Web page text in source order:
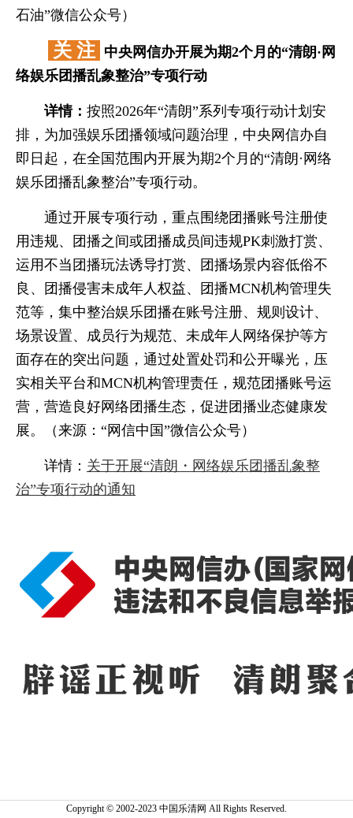
石油”微信公众号）
关 注 中央网信办开展为期2个月的“清朗·网
络娱乐团播乱象整治”专项行动
详情： 按照2026年“清朗”系列专项行动计划安
排，为加强娱乐团播领域问题治理，中央网信办自
即日起，在全国范围内开展为期2个月的“清朗·网络
娱乐团播乱象整治”专项行动。
通过开展专项行动，重点围绕团播账号注册使
用违规、团播之间或团播成员间违规PK刺激打赏、
运用不当团播玩法诱导打赏、团播场景内容低俗不
良、团播侵害未成年人权益、团播MCN机构管理失
范等，集中整治娱乐团播在账号注册、规则设计、
场景设置、成员行为规范、未成年人网络保护等方
面存在的突出问题，通过处置处罚和公开曝光，压
实相关平台和MCN机构管理责任，规范团播账号运
营，营造良好网络团播生态，促进团播业态健康发
展。（来源：“网信中国”微信公众号）
详情： 关于开展“清朗・网络娱乐团播乱象整
治”专项行动的通知
Copyright © 2002-2023 中国乐清网 All Rights Reserved.